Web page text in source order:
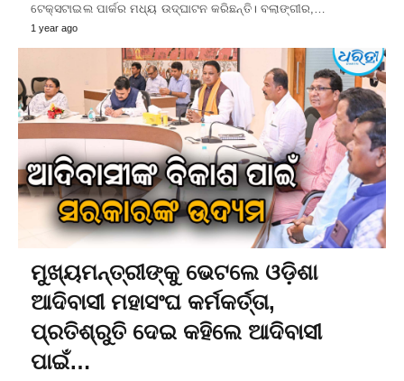
ଟେକ୍ସଟାଇଲ ପାର୍କର ମଧ୍ୟ ଉଦ୍‌ଘାଟନ କରିଛନ୍ତି। ବଲାଙ୍ଗୀର,…
1 year ago
ମୁଖ୍ୟମନ୍ତ୍ରୀଙ୍କୁ ଭେଟଲେ ଓଡ଼ିଶା
ଆଦିବାସୀ ମହାସଂଘ କର୍ମକର୍ତ୍ତା,
ପ୍ରତିଶ୍ରୁତି ଦେଇ କହିଲେ ଆଦିବାସୀ
ପାଇଁ…